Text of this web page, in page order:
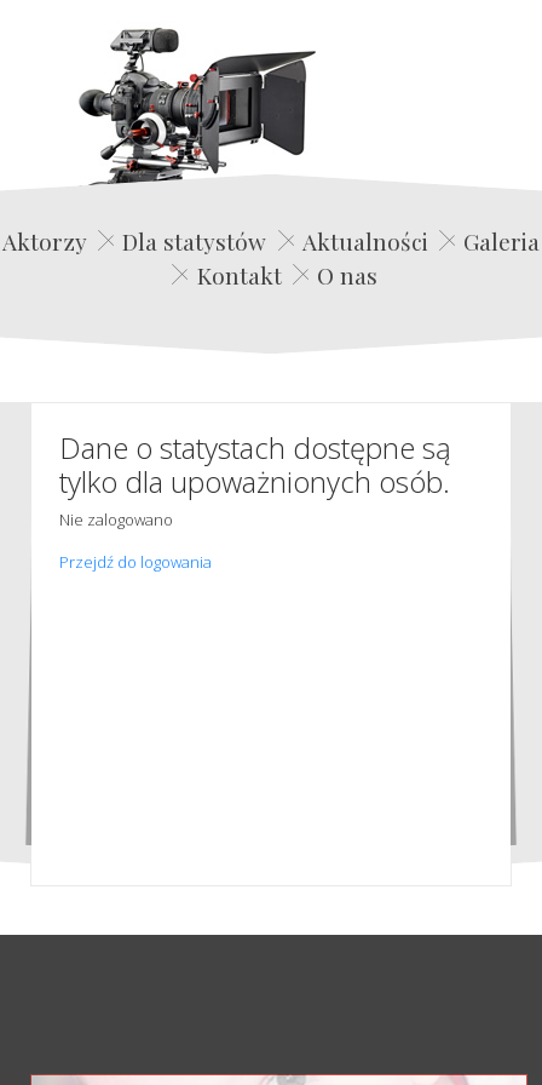
Edwin Film Agencja Aktorska
Aktorzy Dla statystów Aktualności
Galeria
Kontakt
O nas
Dane o statystach dostępne są
tylko dla upoważnionych osób.
Nie zalogowano
Przejdź do logowania